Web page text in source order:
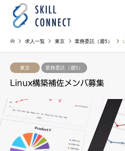
求人一覧 東京 業務委託（週5）
東京 業務委託（週5）
Linux構築補佐メンバ募集